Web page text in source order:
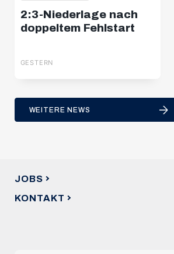
2:3-Niederlage nach
doppeltem Fehlstart
GESTERN
WEITERE NEWS
JOBS
KONTAKT